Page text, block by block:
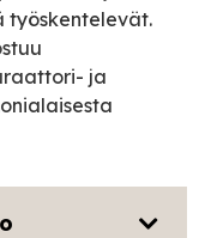
työskentelevät.
ja